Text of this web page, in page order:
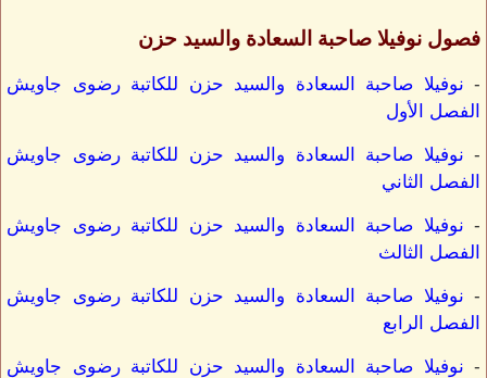
فصول نوفيلا صاحبة السعادة والسيد حزن
- نوفيلا صاحبة السعادة والسيد حزن للكاتبة رضوى جاويش
الفصل الأول
- نوفيلا صاحبة السعادة والسيد حزن للكاتبة رضوى جاويش
الفصل الثاني
- نوفيلا صاحبة السعادة والسيد حزن للكاتبة رضوى جاويش
الفصل الثالث
- نوفيلا صاحبة السعادة والسيد حزن للكاتبة رضوى جاويش
الفصل الرابع
- نوفيلا صاحبة السعادة والسيد حزن للكاتبة رضوى جاويش